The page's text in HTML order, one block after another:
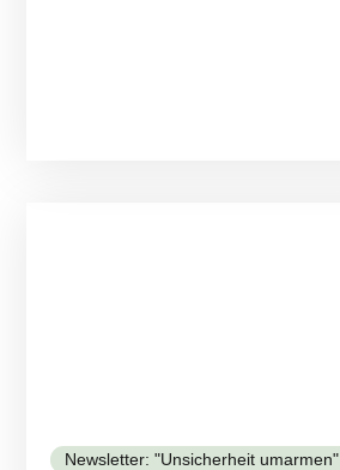
Newsletter: "Unsicherheit umarmen"